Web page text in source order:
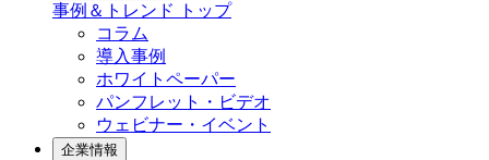
事例＆トレンド トップ
コラム
導入事例
ホワイトペーパー
パンフレット・ビデオ
ウェビナー・イベント
企業情報